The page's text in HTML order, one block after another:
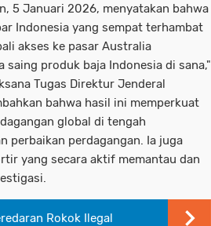
5 Januari 2026, menyatakan bahwa
Indonesia yang sempat terhambat
akses ke pasar Australia
produk baja Indonesia di sana,"
Tugas Direktur Jenderal
bahwa hasil ini memperkuat
global di tengah
perbaikan perdagangan. Ia juga
yang secara aktif memantau dan
Rokok Ilegal